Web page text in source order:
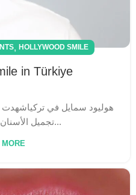
, HOLLYWOOD SMILE
in Türkiye
هوليود سمايل في تركياشهدت
تجميل الأسنان منذ سنوات طو...
MORE